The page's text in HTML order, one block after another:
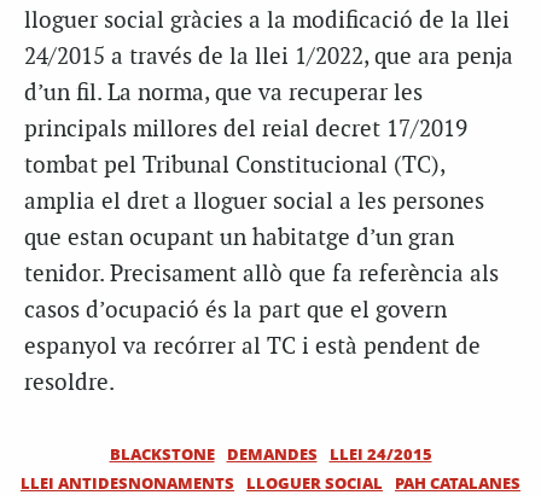
lloguer social gràcies a la modificació de la llei
24/2015 a través de la llei 1/2022, que ara penja
d’un fil. La norma, que va recuperar les
principals millores del reial decret 17/2019
tombat pel Tribunal Constitucional (TC),
amplia el dret a lloguer social a les persones
que estan ocupant un habitatge d’un gran
tenidor. Precisament allò que fa referència als
casos d’ocupació és la part que el govern
espanyol va recórrer al TC i està pendent de
resoldre.
BLACKSTONE DEMANDES
LLEI 24/2015
LLEI ANTIDESNONAMENTS
LLOGUER SOCIAL PAH CATALANES